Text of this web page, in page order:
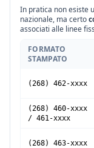
In pratica non esiste
nazionale, ma certo
associati alle linee
FORMATO
STAMPATO
(268) 462-xxxx
(268) 460-xxxx
/ 461-xxxx
(268) 463-xxxx